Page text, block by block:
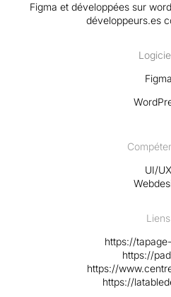
Figma et développées sur
développeurs.es
Figma
UI/UX
Liens
https://
https://
https://
https://